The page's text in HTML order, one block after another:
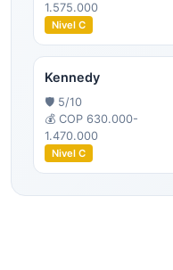
1.575.000
Nivel C
Kennedy
🛡️ 5/10
💰 COP 630.000-
1.470.000
Nivel C